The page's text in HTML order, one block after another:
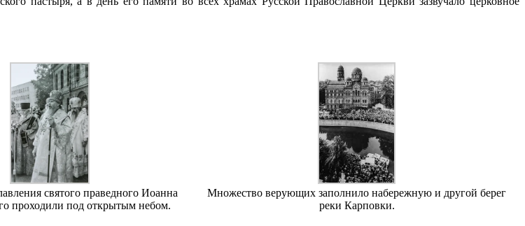
святого праведного Иоанна
проходили под открытым небом.
Множество верующих заполнило набережную и другой берег
реки Карповки.